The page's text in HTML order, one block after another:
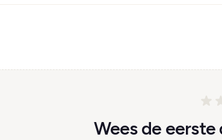
Wees de